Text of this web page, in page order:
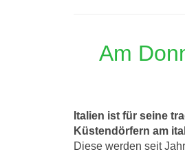
Am
Italien ist für seine
Küstendörfern am
Diese werden seit